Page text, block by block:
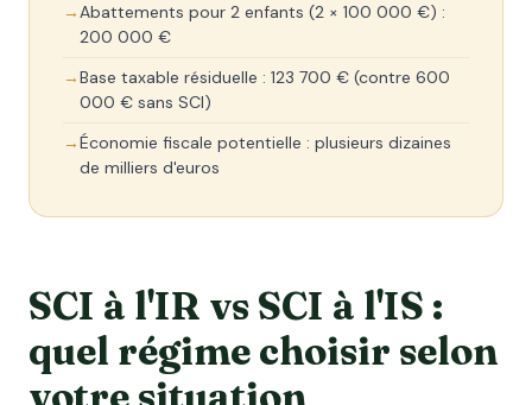
Abattements pour 2 enfants (2 × 100 000 €) :
200 000 €
Base taxable résiduelle : 123 700 € (contre 600
000 € sans SCI)
Économie fiscale potentielle : plusieurs dizaines
de milliers d'euros
SCI à l'IR vs SCI à l'IS :
quel régime choisir selon